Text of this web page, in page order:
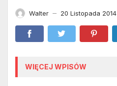
Walter — 20 Listopada 2014
WIĘCEJ WPISÓW